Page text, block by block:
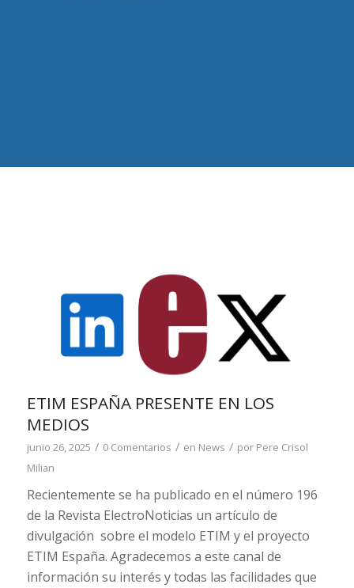
ETIM ESPAÑA PRESENTE EN LOS
MEDIOS
junio 26, 2025 / 0 Comentarios / en News / por Pere Crisol
Milian
Recientemente se ha publicado en el número 196
de la Revista ElectroNoticias un artículo de
divulgación sobre el modelo ETIM y el proyecto
ETIM España. Agradecemos a este canal de
información su interés y todas las facilidades que